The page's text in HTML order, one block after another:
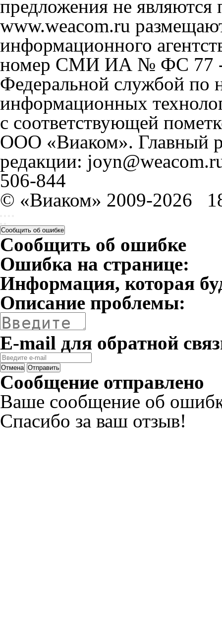
предложения не
www.weacom.ru
информационного
номер СМИ ИА № ФС 77 -
Федеральной службой по
информационных
с соответствующей
ООО «Виаком». Главный
редакции:
506-844
© «Виаком» 2009-2026
Сообщить об ошибке
Сообщить об ошибке
Ошибка на странице:
Информация, которая
Описание проблемы:
E-mail для обратной
Отмена Отправить
Сообщение отправлено
Ваше сообщение об
Спасибо за ваш отзыв!